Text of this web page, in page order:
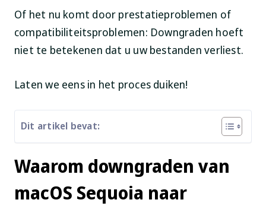
Of het nu komt door prestatieproblemen of
compatibiliteitsproblemen: Downgraden hoeft
niet te betekenen dat u uw bestanden verliest.
Laten we eens in het proces duiken!
Dit artikel bevat:
Waarom downgraden van
macOS Sequoia naar